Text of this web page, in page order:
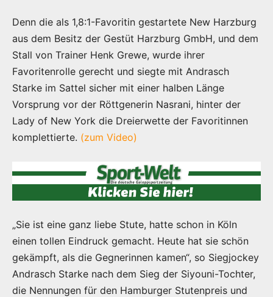
Denn die als 1,8:1-Favoritin gestartete New Harzburg
aus dem Besitz der Gestüt Harzburg GmbH, und dem
Stall von Trainer Henk Grewe, wurde ihrer
Favoritenrolle gerecht und siegte mit Andrasch
Starke im Sattel sicher mit einer halben Länge
Vorsprung vor der Röttgenerin Nasrani, hinter der
Lady of New York die Dreierwette der Favoritinnen
komplettierte. (zum Video)
„Sie ist eine ganz liebe Stute, hatte schon in Köln
einen tollen Eindruck gemacht. Heute hat sie schön
gekämpft, als die Gegnerinnen kamen“, so Siegjockey
Andrasch Starke nach dem Sieg der Siyouni-Tochter,
die Nennungen für den Hamburger Stutenpreis und